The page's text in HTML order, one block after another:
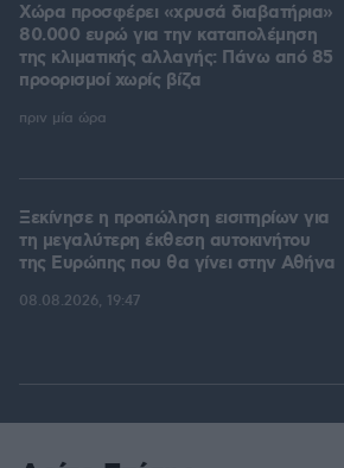
Χώρα προσφέρει «χρυσά διαβατήρια»
80.000 ευρώ για την καταπολέμηση
της κλιματικής αλλαγής: Πάνω από 85
προορισμοί χωρίς βίζα
πριν μία ώρα
Ξεκίνησε η προπώληση εισιτηρίων για
τη μεγαλύτερη έκθεση αυτοκινήτου
της Ευρώπης που θα γίνει στην Αθήνα
08.08.2026, 19:47